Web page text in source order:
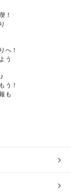
！
へ！
う
う！
も